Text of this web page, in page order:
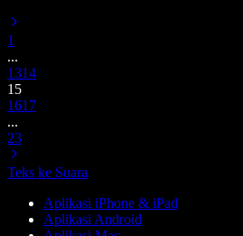
1
...
1314
15
1617
...
23
Teks ke Suara
Aplikasi iPhone & iPad
Aplikasi Android